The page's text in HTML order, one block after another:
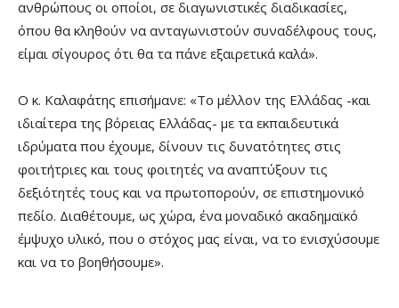
ανθρώπους οι οποίοι, σε διαγωνιστικές διαδικασίες,
όπου θα κληθούν να ανταγωνιστούν συναδέλφους τους,
είμαι σίγουρος ότι θα τα πάνε εξαιρετικά καλά».
Ο κ. Καλαφάτης επισήμανε: «Το μέλλον της Ελλάδας -και
ιδιαίτερα της βόρειας Ελλάδας- με τα εκπαιδευτικά
ιδρύματα που έχουμε, δίνουν τις δυνατότητες στις
φοιτήτριες και τους φοιτητές να αναπτύξουν τις
δεξιότητές τους και να πρωτοπορούν, σε επιστημονικό
πεδίο. Διαθέτουμε, ως χώρα, ένα μοναδικό ακαδημαϊκό
έμψυχο υλικό, που ο στόχος μας είναι, να το ενισχύσουμε
και να το βοηθήσουμε».